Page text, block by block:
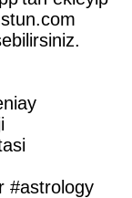
#astrology